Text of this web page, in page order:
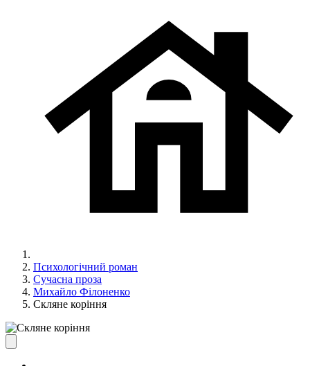
Психологічний роман
Сучасна проза
Михайло Філоненко
Скляне коріння